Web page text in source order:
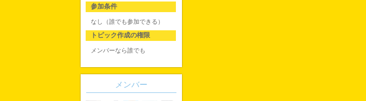
参加条件
なし（誰でも参加できる）
トピック作成の権限
メンバーなら誰でも
メンバー